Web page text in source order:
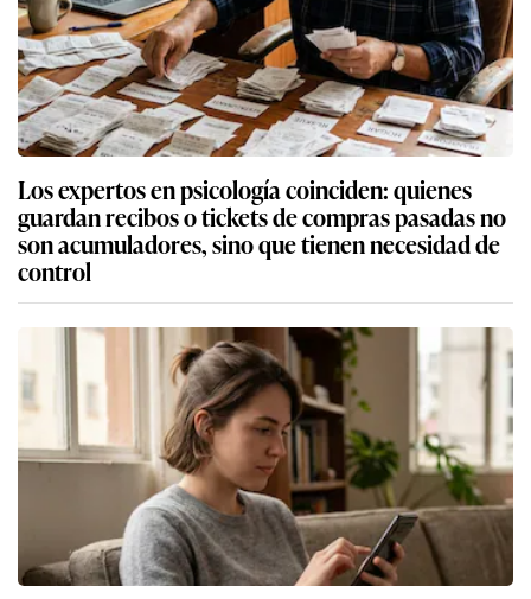
Los expertos en psicología coinciden: quienes
guardan recibos o tickets de compras pasadas no
son acumuladores, sino que tienen necesidad de
control